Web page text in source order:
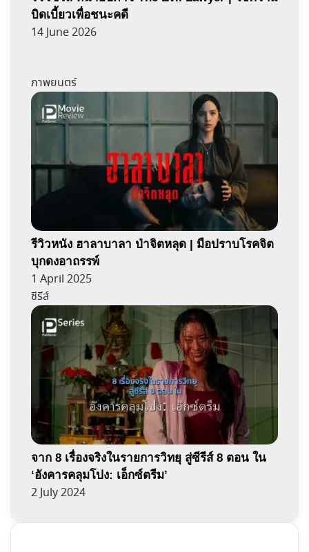
บิดเบี้ยวเพื่อชนะคดี
14 June 2026
ภาพยนตร์
รีวิวหนัง ฮาลาบาลา ป่าจิตหลุด | มือปราบโรคจิต
บุกดงอาถรรพ์
1 April 2025
ซีรีส์
จาก 8 เรื่องจริงในรายการวิทยุ สู่ซีรีส์ 8 ตอน ใน
‘อังคารคลุมโปง: เอ็กซ์ตรีม’
2 July 2024